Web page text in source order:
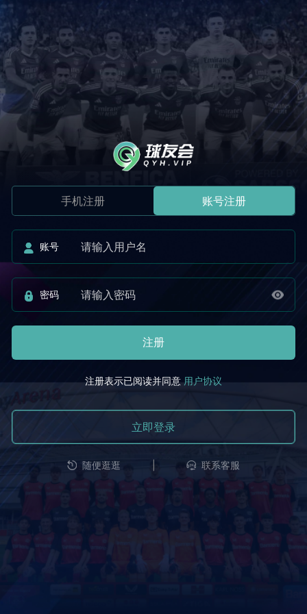
手机注册 账号注册
账号
密码
注册
注册表示已阅读并同意 用户协议
立即登录
随便逛逛 联系客服